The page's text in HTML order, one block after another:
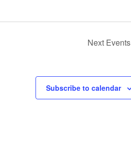
Next Events
Subscribe to calendar